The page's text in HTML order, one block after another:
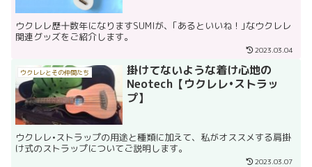
ウクレレ歴十数年になりますSUMIが、｢あるといいね！｣なウクレレ
関連グッズをご紹介します。
2023.03.04
ウクレレとその仲間たち
掛けてないような着け心地の
Neotech【ウクレレ•ストラッ
プ】
ウクレレ•ストラップの用途と種類に加えて、私がオススメする肩掛
け式のストラップについてご説明します。
2023.03.07